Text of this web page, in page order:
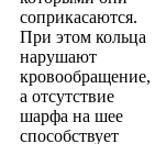
соприкасаются.
При этом кольца
нарушают
кровообращение,
а отсутствие
шарфа на шее
способствует